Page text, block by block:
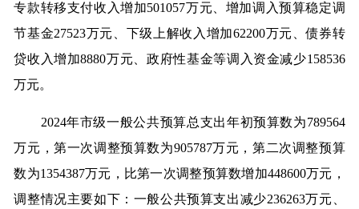
专款转移支付收入增加501057万元、增加调入预算稳定调
节基金27523万元、下级上解收入增加62200万元、债券转
贷收入增加8880万元、政府性基金等调入资金减少158536
万元。
2024年市级一般公共预算总支出年初预算数为789564
万元，第一次调整预算数为905787万元，第二次调整预算
数为1354387万元，比第一次调整预算数增加448600万元，
调整情况主要如下：一般公共预算支出减少236263万元、